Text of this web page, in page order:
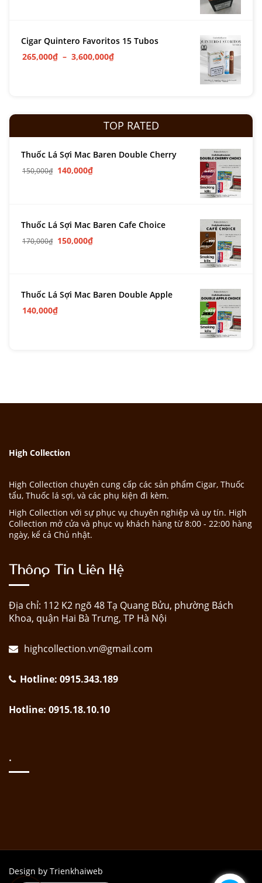
Cigar Quintero Favoritos 15 Tubos
265,000₫ – 3,600,000₫
TOP RATED
Thuốc Lá Sợi Mac Baren Double Cherry
150,000₫ 140,000₫
Thuốc Lá Sợi Mac Baren Cafe Choice
170,000₫ 150,000₫
Thuốc Lá Sợi Mac Baren Double Apple
140,000₫
High Collection
High Collection chuyên cung cấp các sản phẩm Cigar, Thuốc
tẩu, Thuốc lá sợi, và các phụ kiện đi kèm.
High Collection với sự phục vụ chuyên nghiệp và uy tín. High
Collection mở cửa và phục vụ khách hàng từ 8:00 - 22:00 hàng
ngày, kể cả Chủ nhật.
Thông Tin Liên Hệ
Địa chỉ: 112 K2 ngõ 48 Tạ Quang Bửu, phường Bách
Khoa, quận Hai Bà Trưng, TP Hà Nội
highcollection.vn@gmail.com
Hotline: 0915.343.189
Hotline: 0915.18.10.10
.
Design by Trienkhaiweb